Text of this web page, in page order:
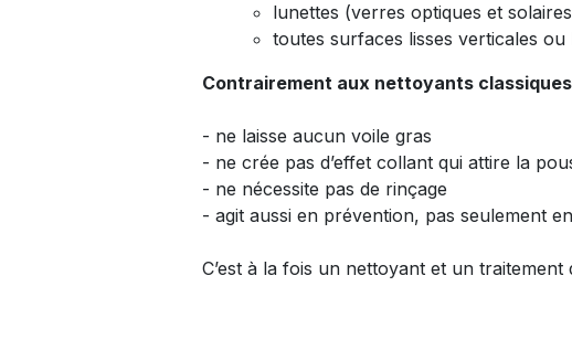
lunettes (verres optiques et
toutes surfaces lisses verticales ou
Contrairement aux nettoyants
- ne laisse aucun voile gras
- ne crée pas d’effet collant qui attire la
- ne nécessite pas de rinçage
- agit aussi en prévention, pas seulement
C’est à la fois un nettoyant et un traitement